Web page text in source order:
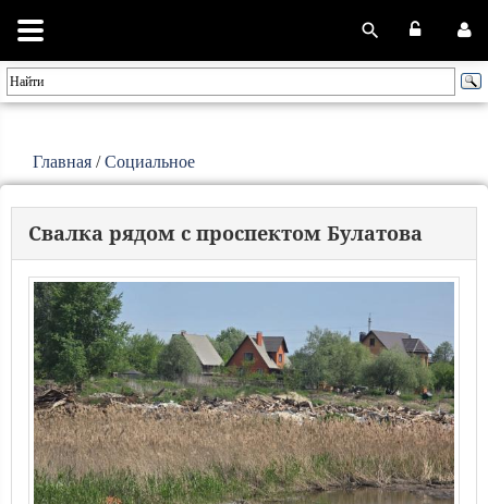
Главная /Социальное
Свалка рядом с проспектом Булатова